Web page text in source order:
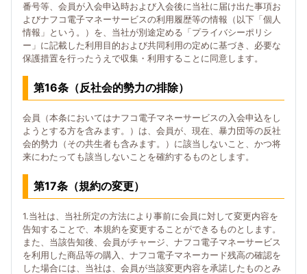
番号等、会員が入会申込時および入会後に当社に届け出た事項お
よびナフコ電子マネーサービスの利用履歴等の情報（以下「個人
情報」という。）を、当社が別途定める「プライバシーポリシ
ー」に記載した利用目的および共同利用の定めに基づき、必要な
保護措置を行ったうえで収集・利用することに同意します。
第16条（反社会的勢力の排除）
会員（本条においてはナフコ電子マネーサービスの入会申込をし
ようとする方を含みます。）は、会員が、現在、暴力団等の反社
会的勢力（その共生者も含みます。）に該当しないこと、かつ将
来にわたっても該当しないことを確約するものとします。
第17条（規約の変更）
1.当社は、当社所定の方法により事前に会員に対して変更内容を
告知することで、本規約を変更することができるものとします。
また、当該告知後、会員がチャージ、ナフコ電子マネーサービス
を利用した商品等の購入、ナフコ電子マネーカード残高の確認を
した場合には、当社は、会員が当該変更内容を承諾したものとみ